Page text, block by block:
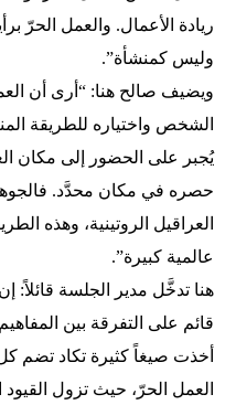
ريادة الأعمال. والعمل الحرّ
وليس كمنشأة”.
ويضيف صالح هنا: “أرى أن
الشخص واختياره للطريقة
يُجبر على الحضور إلى مكان
حصره في مكان محدَّد.
العراقيل الروتينية، وهذه
عالمية كبيرة”.
هنا تدخَّل مدير الجلسة قائلاً:
قائم على التفرقة بين
أخذت صيغاً كثيرة تكاد تضم
العمل الحرّ، حيث تزول القيود